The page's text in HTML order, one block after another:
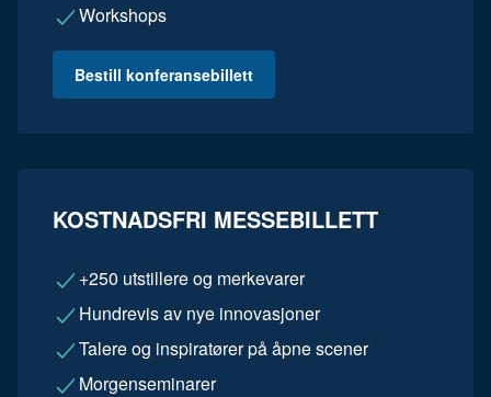
Workshops
Bestill konferansebillett
KOSTNADSFRI MESSEBILLETT
+250 utstillere og merkevarer
Hundrevis av nye innovasjoner
Talere og inspiratører på åpne scener
Morgenseminarer